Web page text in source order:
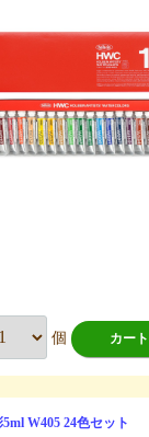
個 カー
W405 24色セット